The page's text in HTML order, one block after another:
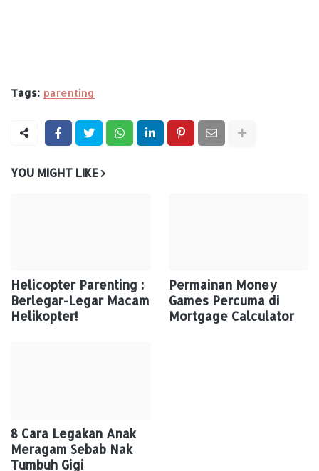
Tags: parenting
YOU MIGHT LIKE
Helicopter Parenting :
Berlegar-Legar Macam
Helikopter!
Permainan Money
Games Percuma di
Mortgage Calculator
8 Cara Legakan Anak
Meragam Sebab Nak
Tumbuh Gigi